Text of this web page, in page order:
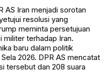
AS Iran menjadi sorotan
resolusi yang
meminta persetujuan
militer terhadap Iran.
baru dalam politik
2026. DPR AS mencatat
tersebut dan 208 suara